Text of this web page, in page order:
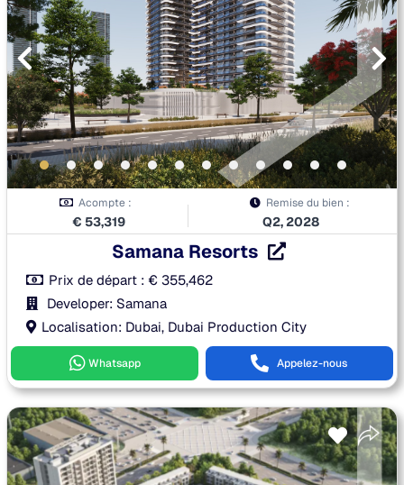
Acompte :
€ 53,319
Remise du bien :
Q2, 2028
Samana Resorts
Prix de départ :€ 355,462
Developer: Samana
Localisation: Dubai, Dubai Production City
Whatsapp Appelez-nous